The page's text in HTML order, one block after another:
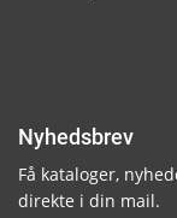
Nyhedsbrev
Få kataloger,
direkte i din mail.